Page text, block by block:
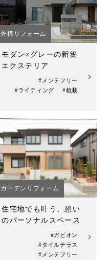
外構リフォーム
モダン×グレーの新築
エクステリア
#メンテフリー
#ライティング
#植栽
ガーデンリフォーム
住宅地でも叶う、憩い
のパーソナルスペース
#ガビオン
#タイルテラス
#メンテフリー